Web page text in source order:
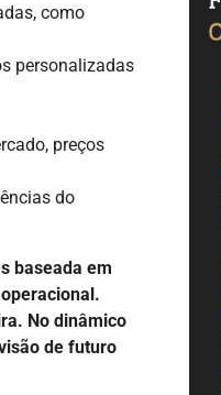
como
personalizadas
preços
do
baseada em
No dinâmico
de futuro